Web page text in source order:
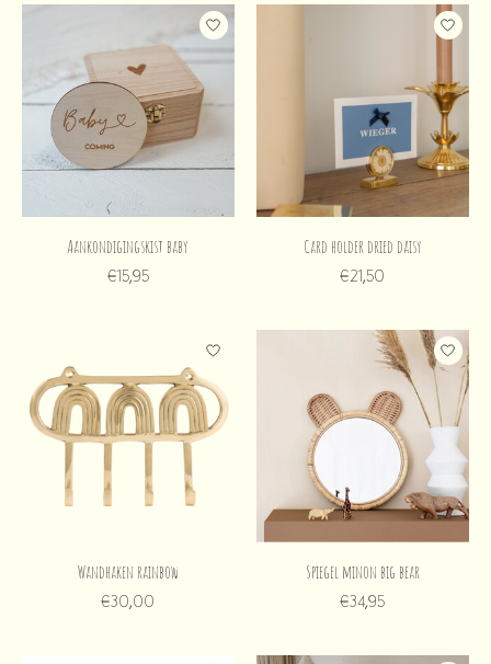
Aankondigingskist baby
€15,95
Card holder dried daisy
€21,50
Wandhaken rainbow
€30,00
Spiegel minon big bear
€34,95